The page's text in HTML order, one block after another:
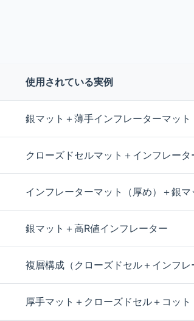
使用されている実例
銀マット＋薄手インフレーターマット
クローズドセルマット＋インフレータ
インフレーターマット（厚め）＋銀マ
銀マット＋高R値インフレーター
複層構成（クローズドセル＋インフレ
厚手マット＋クローズドセル＋コット